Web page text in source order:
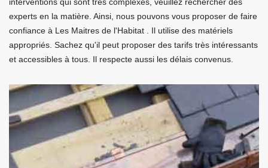
experts en la matière. Ainsi, nous pouvons vous proposer de faire
confiance à Les Maitres de l'Habitat . Il utilise des matériels
appropriés. Sachez qu'il peut proposer des tarifs très intéressants
et accessibles à tous. Il respecte aussi les délais convenus.